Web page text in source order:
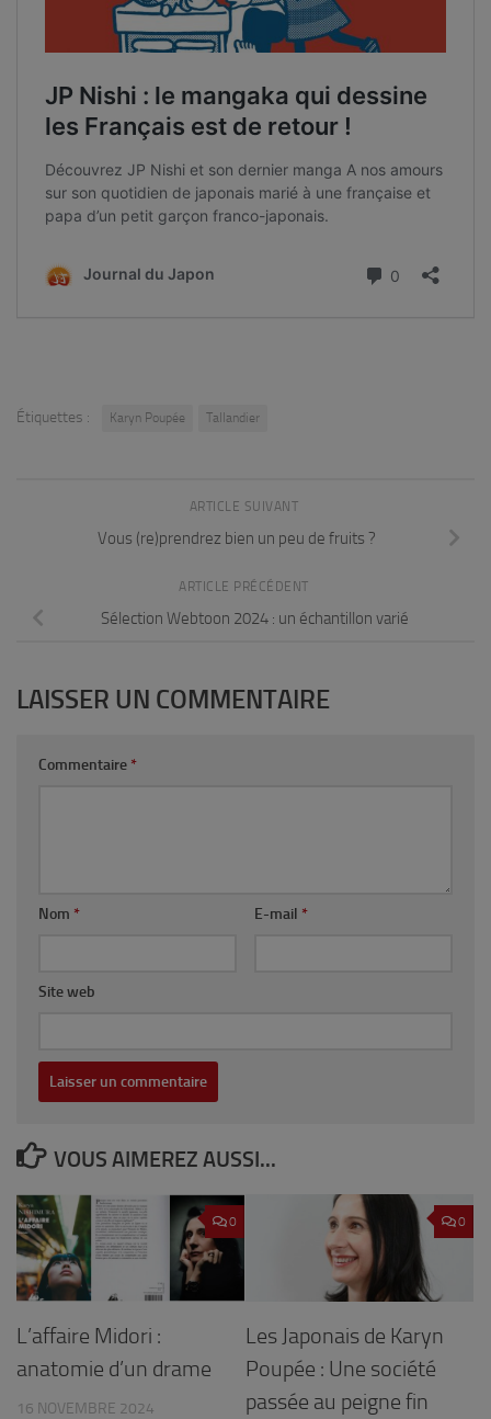
Étiquettes : Karyn Poupée Tallandier
ARTICLE SUIVANT
Vous (re)prendrez bien un peu de fruits ?
ARTICLE PRÉCÉDENT
Sélection Webtoon 2024 : un échantillon varié
LAISSER UN COMMENTAIRE
Commentaire *
Nom * E-mail *
Site web
VOUS AIMEREZ AUSSI...
0
L’affaire Midori :
anatomie d’un drame
16 NOVEMBRE 2024
0
Les Japonais de Karyn
Poupée : Une société
passée au peigne fin